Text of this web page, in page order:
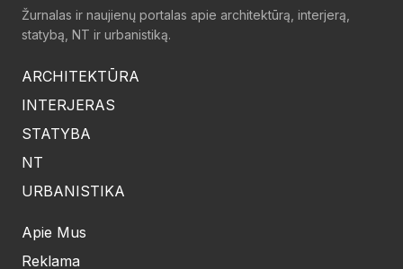
Žurnalas ir naujienų portalas apie architektūrą, interjerą,
statybą, NT ir urbanistiką.
ARCHITEKTŪRA
INTERJERAS
STATYBA
NT
URBANISTIKA
Apie Mus
Reklama